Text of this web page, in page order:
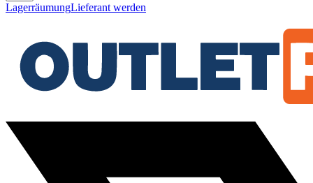
LagerräumungLieferant werden